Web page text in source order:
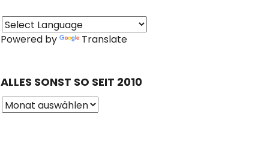
Powered by Translate
ALLES SONST SO SEIT 2010